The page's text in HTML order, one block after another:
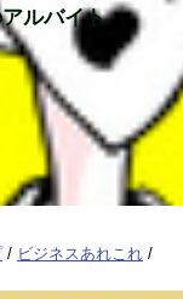
ルバイト
/ ビジネスあれこれ /